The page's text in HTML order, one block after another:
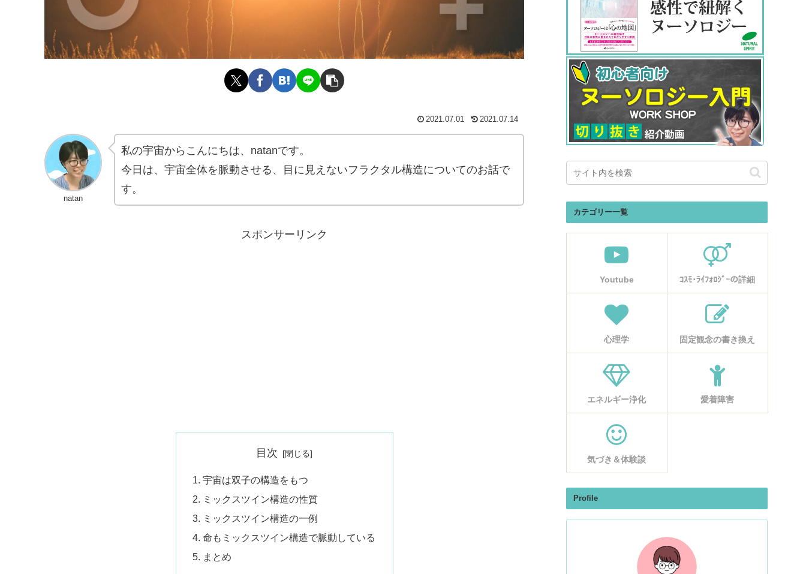
2021.07.01 2021.07.14
natan
私の宇宙からこんにちは、natanです。
今日は、宇宙全体を脈動させる、目に見えないフラクタル構造についてのお話で
す。
スポンサーリンク
目次
宇宙は双子の構造をもつ
ミックスツイン構造の性質
ミックスツイン構造の一例
命もミックスツイン構造で脈動している
まとめ
カテゴリー一覧
Youtube ｺｽﾓ･ﾗｲﾌｫﾛｼﾞｰの詳細
心理学 固定観念の書き換え
エネルギー浄化 愛着障害
気づき＆体験談
Profile